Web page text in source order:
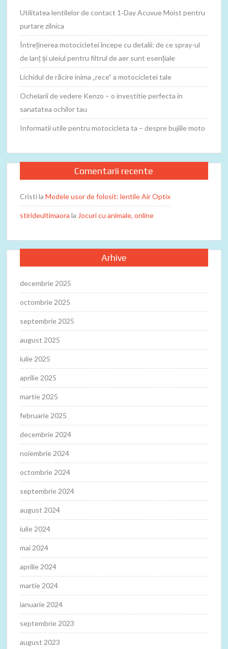
Utilitatea lentilelor de contact 1‑Day Acuvue Moist pentru
purtare zilnica
Întreținerea motocicletei începe cu detalii: de ce spray-ul
de lanț și uleiul pentru filtrul de aer sunt esențiale
Lichidul de răcire inima „rece” a motocicletei tale
Ochelarii de vedere Kenzo – o investitie perfecta in
sanatatea ochilor tau
Informatii utile pentru motocicleta ta – despre bujiile moto
Comentarii recente
CristilaModele usor de folosit: lentile Air Optix
stirideultimaora la Jocuri cu animale, online
Arhive
decembrie 2025
octombrie 2025
septembrie 2025
august 2025
iulie 2025
aprilie 2025
martie 2025
februarie 2025
decembrie 2024
noiembrie 2024
octombrie 2024
septembrie 2024
august 2024
iulie 2024
mai 2024
aprilie 2024
martie 2024
ianuarie 2024
septembrie 2023
august 2023